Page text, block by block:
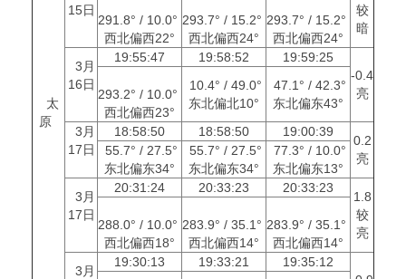
太
原
15日
较
暗
291.8° / 10.0°
西北偏西22°
293.7° / 15.2°
西北偏西24°
293.7° / 15.2°
西北偏西24°
3月
16日
19:55:47 19:58:52
19:59:25
-0.4
亮
293.2° / 10.0°
西北偏西23°
10.4° / 49.0°
东北偏北10°
47.1° / 42.3°
东北偏东43°
3月
17日
18:58:50 18:58:50 19:00:39
0.2
亮
55.7° / 27.5°
东北偏东34°
55.7° / 27.5°
东北偏东34°
77.3° / 10.0°
东北偏东13°
3月
17日
20:31:24 20:33:23 20:33:23
1.8
较
亮
288.0° / 10.0°
西北偏西18°
283.9° / 35.1°
西北偏西14°
283.9° / 35.1°
西北偏西14°
3月
19:30:13 19:33:21
19:35:12